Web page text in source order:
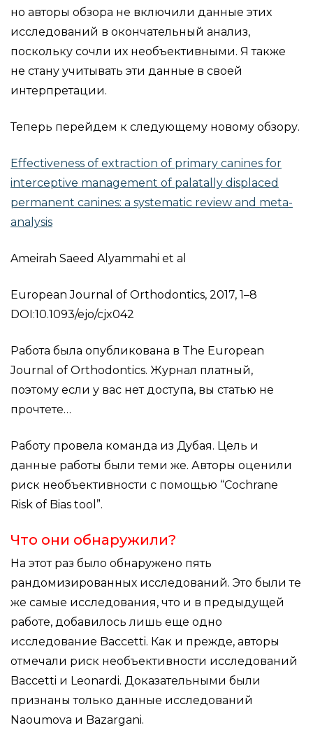
но авторы обзора не включили данные этих
исследований в окончательный анализ,
поскольку сочли их необъективными. Я также
не стану учитывать эти данные в своей
интерпретации.
Теперь перейдем к следующему новому обзору.
Effectiveness of extraction of primary canines for
interceptive management of palatally displaced
permanent canines: a systematic review and meta-
analysis
Ameirah Saeed Alyammahi et al
European Journal of Orthodontics, 2017, 1–8
DOI:10.1093/ejo/cjx042
Работа была опубликована в The European
Journal of Orthodontics. Журнал платный,
поэтому если у вас нет доступа, вы статью не
прочтете…
Работу провела команда из Дубая. Цель и
данные работы были теми же. Авторы оценили
риск необъективности с помощью “Cochrane
Risk of Bias tool”.
Что они обнаружили?
На этот раз было обнаружено пять
рандомизированных исследований. Это были те
же самые исследования, что и в предыдущей
работе, добавилось лишь еще одно
исследование Baccetti. Как и прежде, авторы
отмечали риск необъективности исследований
Baccetti и Leonardi. Доказательными были
признаны только данные исследований
Naoumova и Bazargani.